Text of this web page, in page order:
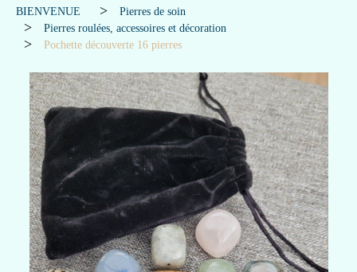
BIENVENUE
Pierres de soin
Pierres roulées, accessoires et décoration
Pochette découverte 16 pierres